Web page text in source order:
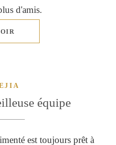
d'amis.
équipe
est toujours prêt à